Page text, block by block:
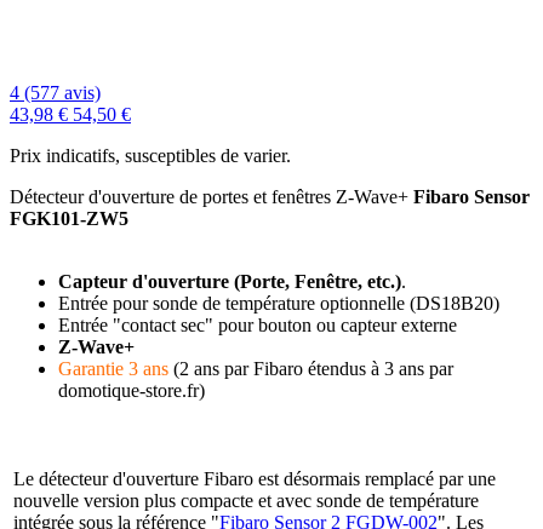
4 (577 avis)
43,98 € 54,50 €
Prix indicatifs, susceptibles de varier.
Détecteur d'ouverture de portes et fenêtres Z-Wave+ Fibaro Sensor
FGK101-ZW5
Capteur d'ouverture (Porte, Fenêtre, etc.).
Entrée pour sonde de température optionnelle (DS18B20)
Entrée "contact sec" pour bouton ou capteur externe
Z-Wave+
Garantie 3 ans (2 ans par Fibaro étendus à 3 ans par
domotique-store.fr)
Le détecteur d'ouverture Fibaro est désormais remplacé par une
nouvelle version plus compacte et avec sonde de température
intégrée sous la référence "Fibaro Sensor 2 FGDW-002". Les